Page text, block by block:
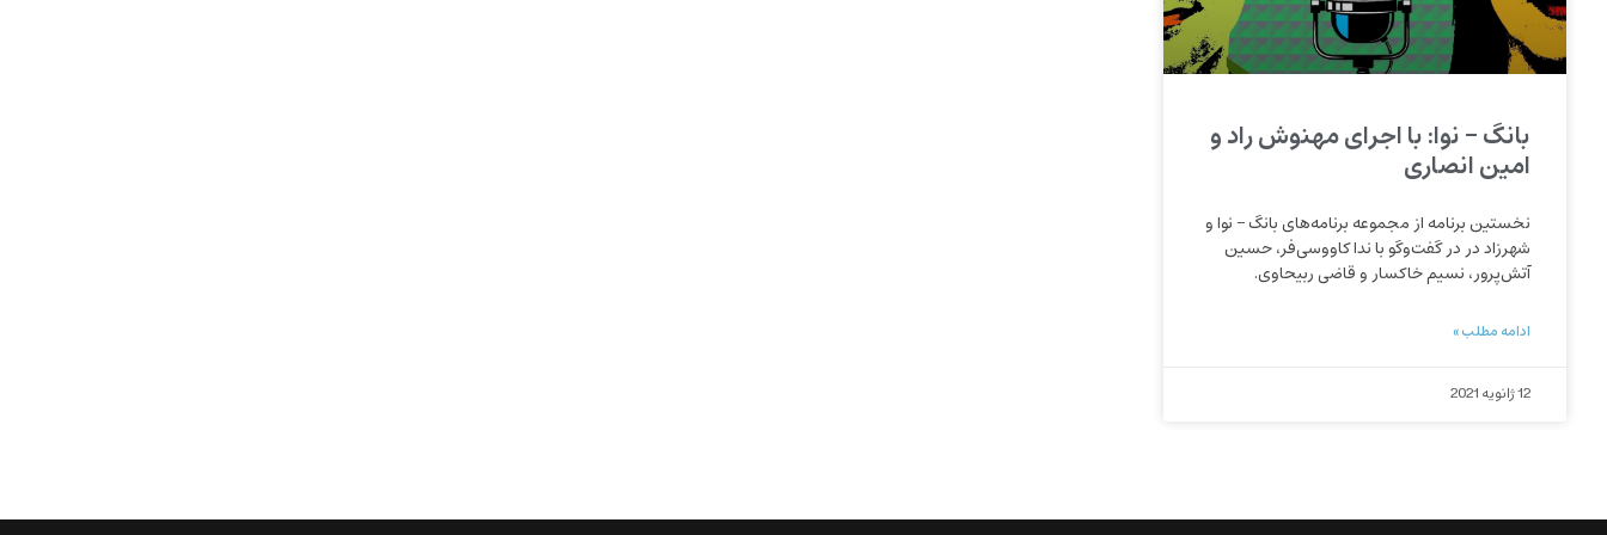
بانگ – نوا: با اجرای مهنوش راد و
امین انصاری
نخستین برنامه از مجموعه برنامه‌های بانگ – نوا و
شهرزاد در در گفت‌وگو با ندا کاووسی‌فر، حسین
آتش‌پرور، نسیم خاکسار و قاضی ربیحاوی.
ادامه مطلب »
12 ژانویه 2021